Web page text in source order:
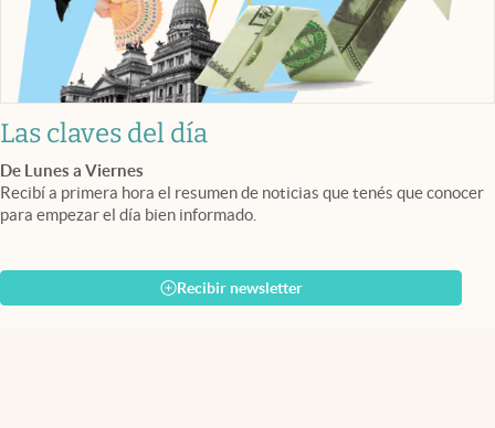
Las claves del día
De Lunes a Viernes
Recibí a primera hora el resumen de noticias que tenés que conocer
para empezar el día bien informado.
Recibir newsletter